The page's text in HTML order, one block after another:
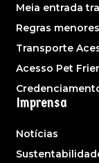
Meia entrada
Regras
Transporte
Acesso Pet
Imprensa
Notícias